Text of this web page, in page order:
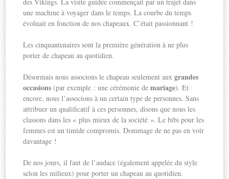
des Vikings. La visite guidée commençait par un trajet dans
une machine à voyager dans le temps. La courbe du temps
évoluait en fonction de nos chapeaux. C’était passionnant !
Les cinquantenaires sont la première génération à ne plus
porter de chapeau au quotidien.
Désormais nous associons le chapeau seulement auxgrandes
occasions (par exemple : une cérémonie demariage). Et
encore, nous l’associons à un certain type de personnes. Sans
attribuer un qualificatif à ces personnes, disons que nous les
classons dans les « plus mieux de la société ». Le bibi pour les
femmes est un timide compromis. Dommage de ne pas en voir
davantage !
De nos jours, il faut de l’audace (également appelée du style
selon les milieux) pour porter un chapeau au quotidien.